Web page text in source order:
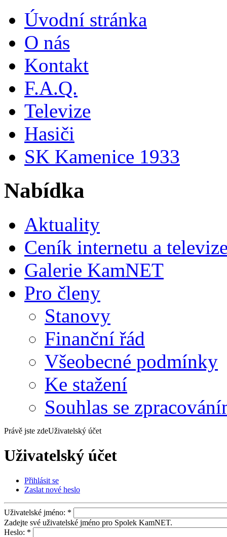
Úvodní stránka
O nás
Kontakt
F.A.Q.
Televize
Hasiči
SK Kamenice 1933
Nabídka
Aktuality
Ceník internetu a
Galerie KamNET
Pro členy
Stanovy
Finanční řád
Všeobecné podmínky
Ke stažení
Souhlas se
Právě jste zdeUživatelský účet
Uživatelský účet
Přihlásit se
Zaslat nové heslo
Uživatelské jméno: *
Zadejte své uživatelské jméno pro Spolek KamNET.
Heslo: *